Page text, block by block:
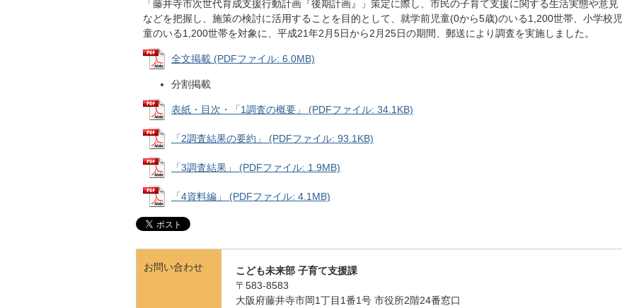
「藤井寺市次世代育成支援行動計画『後期計画』」策定に際し、市民の子育て支援に関する生活実態や意見
などを把握し、施策の検討に活用することを目的として、就学前児童(0から5歳)のいる1,200世帯、小学校児
童のいる1,200世帯を対象に、平成21年2月5日から2月25日の期間、郵送により調査を実施しました。
全文掲載 (PDFファイル: 6.0MB)
分割掲載
表紙・目次・「1調査の概要」 (PDFファイル: 34.1KB)
「2調査結果の要約」 (PDFファイル: 93.1KB)
「3調査結果」 (PDFファイル: 1.9MB)
「4資料編」 (PDFファイル: 4.1MB)
お問い合わせ
こども未来部 子育て支援課
〒583-8583
大阪府藤井寺市岡1丁目1番1号 市役所2階24番窓口